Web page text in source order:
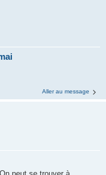
Aller au message